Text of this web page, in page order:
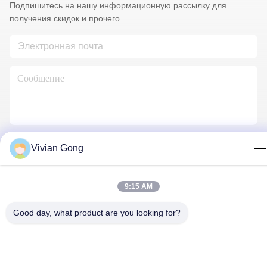
Подпишитесь на нашу информационную рассылку для
получения скидок и прочего.
Свяжитесь С Нами
Хорошее качество Горная лампа Доставщик. 2023-2026
Vivian Gong
9:15 AM
Good day, what product are you looking for?